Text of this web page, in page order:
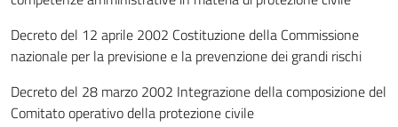
Decreto del 12 aprile 2002 Costituzione della Commissione
nazionale per la previsione e la prevenzione dei grandi rischi
Decreto del 28 marzo 2002 Integrazione della composizione del
Comitato operativo della protezione civile